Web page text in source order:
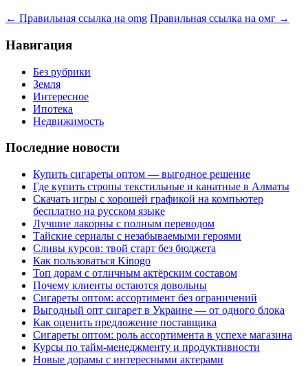
← Правильная ссылка на omg Правильная ссылка на омг →
Навигация
Без рубрики
Земля
Интересное
Ипотека
Недвижимость
Последние новости
Купить сигареты оптом — выгодное решение
Где купить стропы текстильные и канатные в Алматы
Скачать игры с хорошей графикой на компьютер
бесплатно на русском языке
Лучшие лакорны с полным переводом
Тайские сериалы с незабываемыми героями
Сливы курсов: твой старт без бюджета
Как пользоваться Kinogo
Топ дорам с отличным актёрским составом
Почему клиенты остаются довольны
Сигареты оптом: ассортимент без ограничений
Выгодный опт сигарет в Украине — от одного блока
Как оценить предложение поставщика
Сигареты оптом: роль ассортимента в успехе магазина
Курсы по тайм-менеджменту и продуктивности
Новые дорамы с интересными актерами